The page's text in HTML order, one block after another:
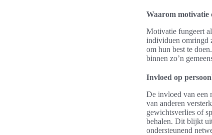
Waarom motivatie
Motivatie fungeert
individuen omringd
om hun best te
binnen zo’n
Invloed op
De invloed van een
van anderen
gewichtsverlies of
behalen. Dit blijkt
ondersteunend